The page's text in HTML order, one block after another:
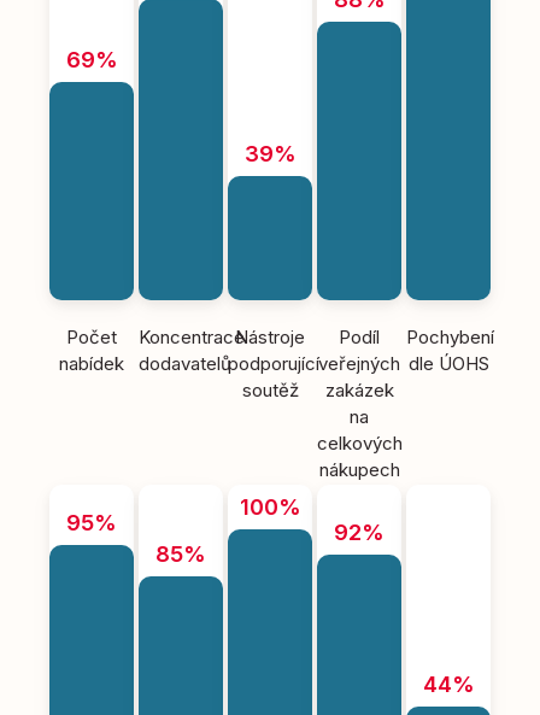
69%
Počet
nabídek
Koncentrace
dodavatelů
39%
Nástroje
podporující
soutěž
Podíl
veřejných
zakázek
na
celkových
nákupech
Pochybení
dle ÚOHS
95%
85%
100%
92%
44%